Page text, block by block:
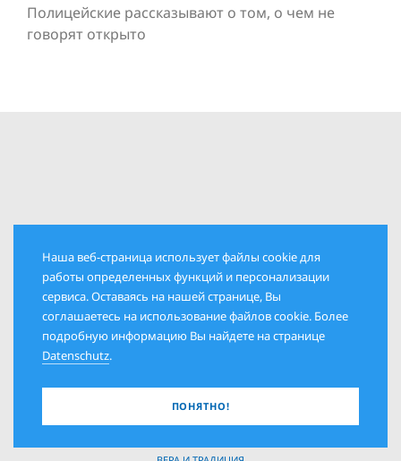
Полицейские рассказывают о том, о чем не
говорят открыто
РУБРИКИ
КОЛОНКА ИЗДАТЕЛЯ
ИСТОРИЯ И СОВРЕМЕННОСТЬ
Наша веб-страница использует файлы cookie для
работы определенных функций и персонализации
сервиса. Оставаясь на нашей странице, Вы
соглашаетесь на использование файлов cookie. Более
подробную информацию Вы найдете на странице
Datenschutz.
ПОНЯТНО!